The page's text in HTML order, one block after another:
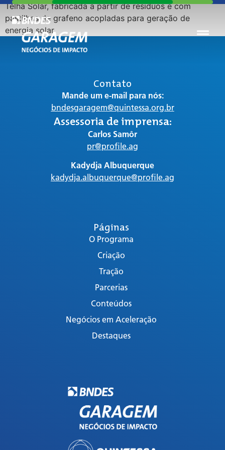
Telha Solar, fabricada a partir de resíduos e com
pastilhas de grafeno acopladas para geração de
energia solar.
Páginas
O Programa
Criação
Tração
Parcerias
Conteúdos
Negócios em Aceleração
Destaques
Contato
Mande um e-mail para nós:
bndesgaragem@quintessa.org.br
Assessoria de imprensa:
Carlos Samôr
pr@profile.ag
Kadydja Albuquerque
kadydja.albuquerque@profile.ag